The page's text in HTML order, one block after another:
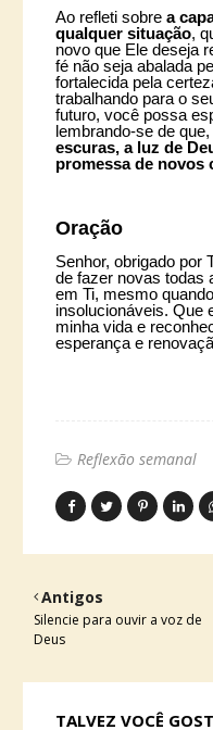
Ao refleti sobre a
qualquer situação,
novo que Ele deseja
fé não seja abalada
fortalecida pela
trabalhando para o
futuro, você possa
lembrando-se de que,
escuras, a luz de
promessa de novos
Oração
Senhor, obrigado por
de fazer novas todas
em Ti, mesmo
insolucionáveis. Que
minha vida e
esperança e
Reflexão semanal
Antigos
Silencie para ouvir a voz de
Deus
TALVEZ VOCÊ